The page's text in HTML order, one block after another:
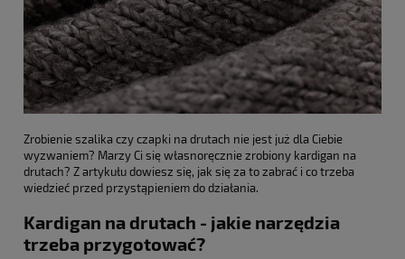
Zrobienie szalika czy czapki na drutach nie jest już dla Ciebie
wyzwaniem? Marzy Ci się własnoręcznie zrobiony kardigan na
drutach? Z artykułu dowiesz się, jak się za to zabrać i co trzeba
wiedzieć przed przystąpieniem do działania.
Kardigan na drutach - jakie narzędzia
trzeba przygotować?